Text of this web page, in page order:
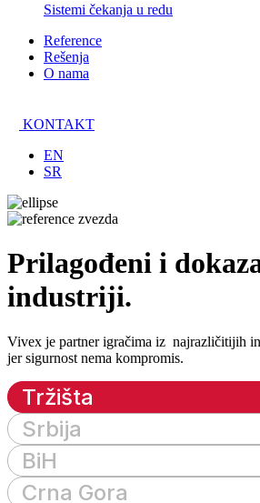
Sistemi čekanja u redu
Reference
Rešenja
O nama
KONTAKT
EN
SR
Prilagođeni i
industriji.
Vivex je partner igračima iz najrazličitijih
jer sigurnost nema kompromis.
BiH
Crna Gora
Srbija
Tržišta